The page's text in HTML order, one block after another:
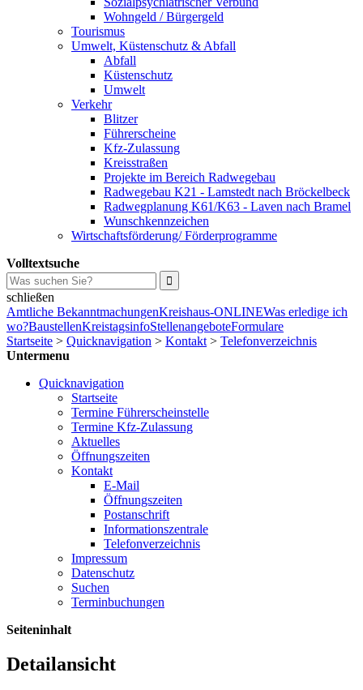
Wohngeld / Bürgergeld
Tourismus
Umwelt, Küstenschutz & Abfall
Abfall
Küstenschutz
Umwelt
Verkehr
Blitzer
Führerscheine
Kfz-Zulassung
Kreisstraßen
Projekte im Bereich Radwegebau
Radwegebau K21 - Lamstedt nach Bröckelbeck
Radwegplanung K61/K63 - Laven nach Bramel
Wunschkennzeichen
Wirtschaftsförderung/ Förderprogramme
Volltextsuche
schließen
Amtliche BekanntmachungenKreishaus-ONLINEWas erledige ich
wo?BaustellenKreistagsinfoStellenangeboteFormulare
Startseite > Quicknavigation > Kontakt > Telefonverzeichnis
Untermenu
Quicknavigation
Startseite
Termine Führerscheinstelle
Termine Kfz-Zulassung
Aktuelles
Öffnungszeiten
Kontakt
E-Mail
Öffnungszeiten
Postanschrift
Informationszentrale
Telefonverzeichnis
Impressum
Datenschutz
Suchen
Terminbuchungen
Seiteninhalt
Detailansicht